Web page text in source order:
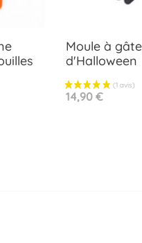
Moule à
d'Halloween
Prix
14,90 €